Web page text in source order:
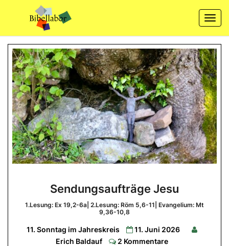
content
Jesu
1.Lesung:
Ex
6a|
Röm
Sendungsaufträge Jesu
1.Lesung: Ex 19,2-6a| 2.Lesung: Röm 5,6-11| Evangelium: Mt
9,36-10,8
11. Sonntag im Jahreskreis
11. Juni 2026
Erich Baldauf
Comments
2 Kommentare